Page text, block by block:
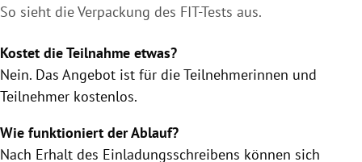
So sieht die Verpackung des FIT-Tests aus.
Kostet die Teilnahme etwas?
Nein. Das Angebot ist für die Teilnehmerinnen und
Teilnehmer kostenlos.
Wie funktioniert der Ablauf?
Nach Erhalt des Einladungsschreibens können sich